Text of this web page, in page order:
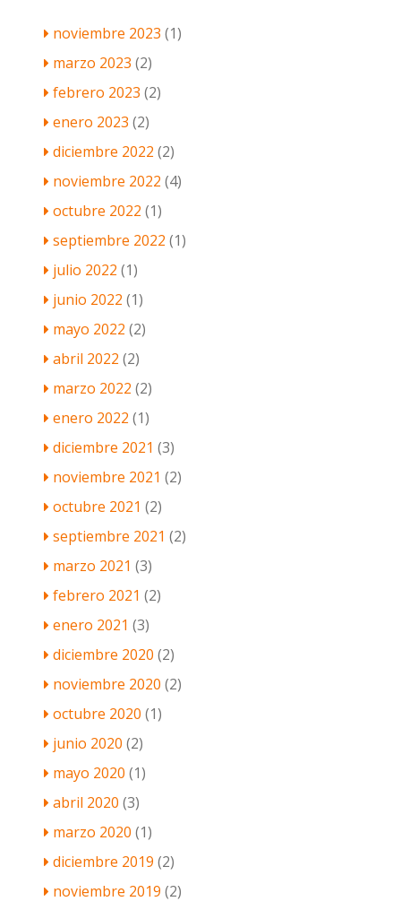
noviembre 2023 (1)
marzo 2023 (2)
febrero 2023 (2)
enero 2023 (2)
diciembre 2022 (2)
noviembre 2022 (4)
octubre 2022 (1)
septiembre 2022 (1)
julio 2022 (1)
junio 2022 (1)
mayo 2022 (2)
abril 2022 (2)
marzo 2022 (2)
enero 2022 (1)
diciembre 2021 (3)
noviembre 2021 (2)
octubre 2021 (2)
septiembre 2021 (2)
marzo 2021 (3)
febrero 2021 (2)
enero 2021 (3)
diciembre 2020 (2)
noviembre 2020 (2)
octubre 2020 (1)
junio 2020 (2)
mayo 2020 (1)
abril 2020 (3)
marzo 2020 (1)
diciembre 2019 (2)
noviembre 2019 (2)